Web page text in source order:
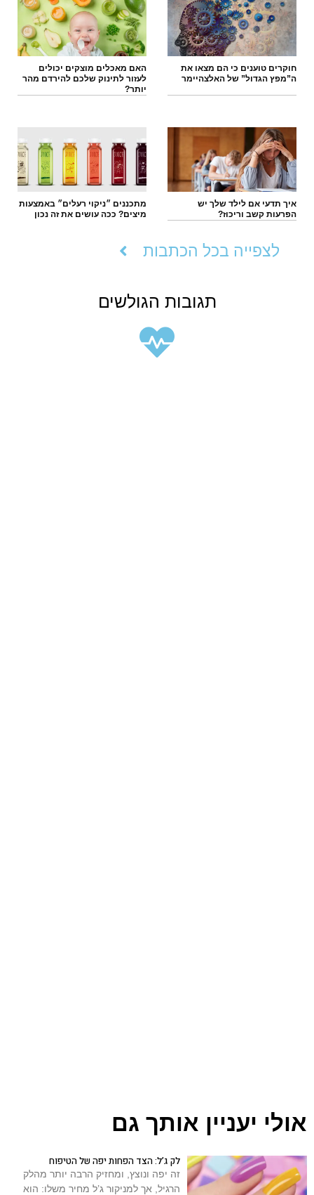
חוקרים טוענים כי הם מצאו את
ה”מפץ הגדול” של האלצהיימר
האם מאכלים מוצקים יכולים
לעזור לתינוק שלכם להירדם מהר
יותר?
איך תדעי אם לילד שלך יש
הפרעות קשב וריכוז?
מתכננים ״ניקוי רעלים״ באמצעות
מיצים? ככה עושים את זה נכון
לצפייה בכל הכתבות
תגובות הגולשים
אולי יעניין אותך גם
לק ג’ל: הצד הפחות יפה של הטיפוח
זה יפה ונוצץ, ומחזיק הרבה יותר מהלק
הרגיל, אך למניקור ג’ל מחיר משלו: הוא